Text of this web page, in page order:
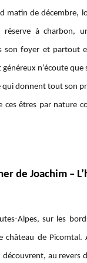
matin de décembre,
à charbon,
son foyer et partout
n’écoute
qui donnent tout son
êtres par nature
de Joachim –
Alpes, sur les
château de
au revers